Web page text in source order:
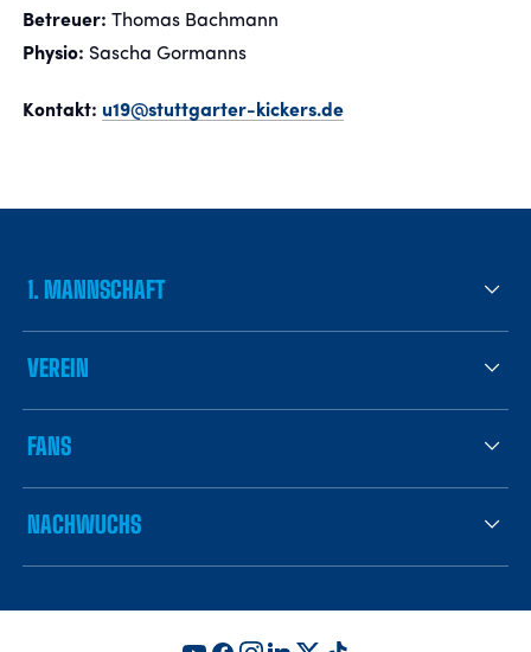
Betreuer: Thomas Bachmann
Physio: Sascha Gormanns
Kontakt: u19@stuttgarter-kickers.de
1. MANNSCHAFT
VEREIN
FANS
NACHWUCHS